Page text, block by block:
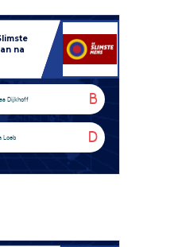
na
B
Dijkhoff
D
Loeb